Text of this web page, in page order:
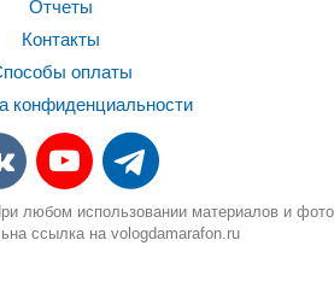
Отчеты
Контакты
оплаты
конфиденциальности
любом использовании материалов и фото
ссылка на vologdamarafon.ru